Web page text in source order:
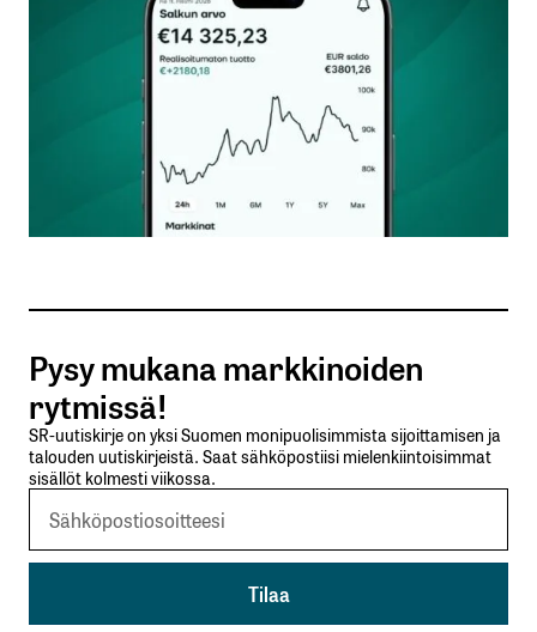
rekisteröityä
Sähköpostiosoitettasi ei julkaista.
Pakolliset
kentät on merkitty*
Kommentti*
Nimesi tai nimimerkkisi*
Sähköpostiosoitteesi
Pysy mukana markkinoiden
rytmissä!
SR-uutiskirje on yksi Suomen monipuolisimmista sijoittamisen ja
talouden uutiskirjeistä. Saat sähköpostiisi mielenkiintoisimmat
sisällöt kolmesti viikossa.